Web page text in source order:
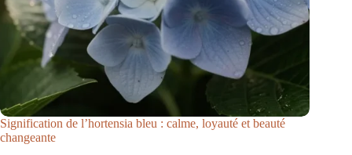
Signification de l’hortensia bleu : calme, loyauté et beauté
changeante